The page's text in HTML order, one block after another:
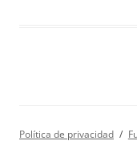
Política de privacidad